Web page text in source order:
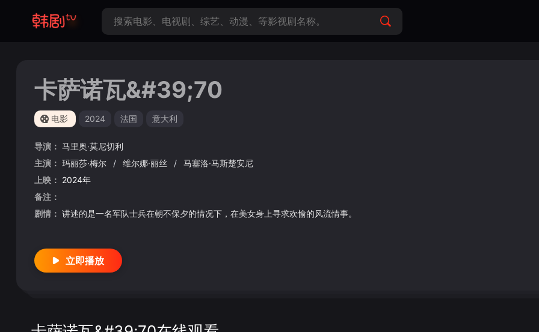
卡萨诺瓦&#39;70
电影 2024 法国 意大利
导演： 马里奥·莫尼切利
主演： 玛丽莎·梅尔 / 维尔娜·丽丝 /
马塞洛·马斯楚安尼
上映： 2024年
备注：
剧情： 讲述的是一名军队士兵在朝不保夕的情况下，在美女身上寻求欢愉的风流情事。
立即播放